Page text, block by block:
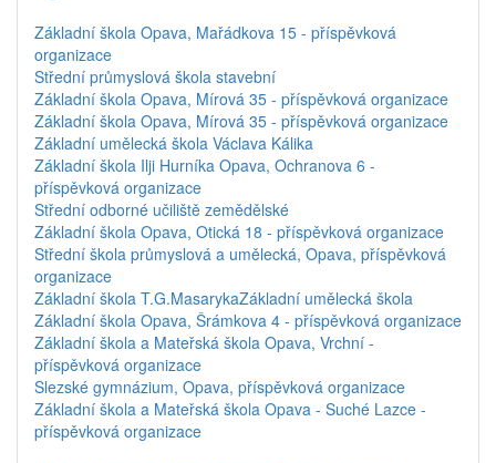
Základní škola Opava, Mařádkova 15 - příspěvková
organizace
Střední průmyslová škola stavební
Základní škola Opava, Mírová 35 - příspěvková organizace
Základní škola Opava, Mírová 35 - příspěvková organizace
Základní umělecká škola Václava Kálika
Základní škola Ilji Hurníka Opava, Ochranova 6 -
příspěvková organizace
Střední odborné učiliště zemědělské
Základní škola Opava, Otická 18 - příspěvková organizace
Střední škola průmyslová a umělecká, Opava, příspěvková
organizace
Základní škola T.G.MasarykaZákladní umělecká škola
Základní škola Opava, Šrámkova 4 - příspěvková organizace
Základní škola a Mateřská škola Opava, Vrchní -
příspěvková organizace
Slezské gymnázium, Opava, příspěvková organizace
Základní škola a Mateřská škola Opava - Suché Lazce -
příspěvková organizace